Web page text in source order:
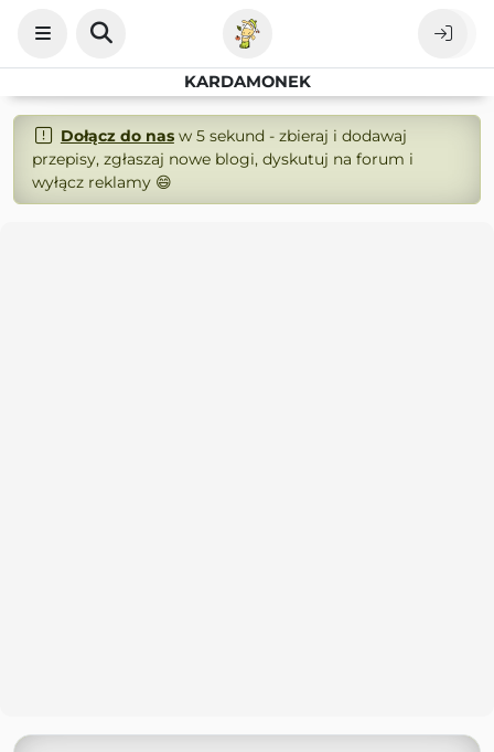
KARDAMONEK
Dołącz do nasw 5 sekund - zbieraj i dodawaj
przepisy, zgłaszaj nowe blogi, dyskutuj na forum i
wyłącz reklamy 😄